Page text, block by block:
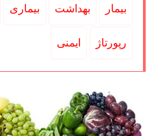
بیمار بهداشت بیماری
رپورتاژ ایمنی